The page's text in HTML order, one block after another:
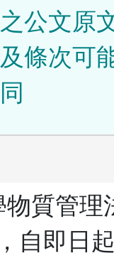
公文原
條次可
物質管理
自即日